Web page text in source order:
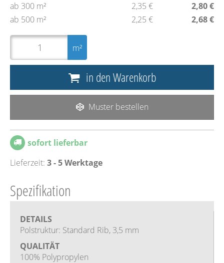
ab 300 m²
2,35 €
2,80 €
ab 500 m²
2,25 € 2,68 €
m²
in den Warenkorb
Muster bestellen
sofort lieferbar
Lieferzeit: 3 - 5 Werktage
Spezifikation
DETAILS
Polstruktur: Standard Rib, 3,5 mm
QUALITÄT
100% Polypropylen